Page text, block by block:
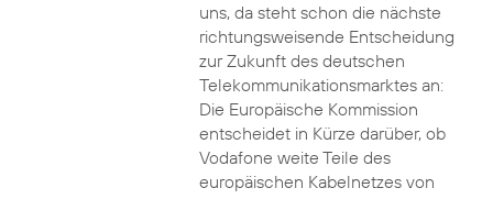
uns, da steht schon die nächste
richtungsweisende Entscheidung
zur Zukunft des deutschen
Telekommunikationsmarktes an:
Die Europäische Kommission
entscheidet in Kürze darüber, ob
Vodafone weite Teile des
europäischen Kabelnetzes von